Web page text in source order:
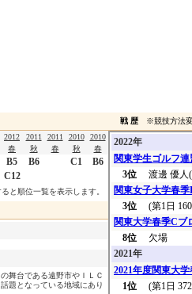
2012
春
2011
秋
2011
春
2010
秋
2010
春
B5 B6 C1 B6
C12
と順位一覧を表示します。
舞台である遠野市やＩＬＣ
題となっている地域にあり
戦 歴 ※競技方法